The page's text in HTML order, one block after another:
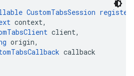
CustomTabsSession
context,
client,
origin,
callback